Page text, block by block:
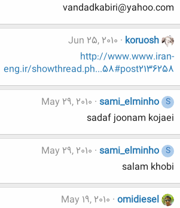
vandadkabiri@yahoo.com
koruosh
Jun 25, 2010
http://www.www.iran-
eng.ir/showthread.ph...58#post2136258
S
sami_elminho
May 29, 2010
sadaf joonam kojaei
S
sami_elminho
May 29, 2010
salam khobi
omidiesel
May 19, 2010